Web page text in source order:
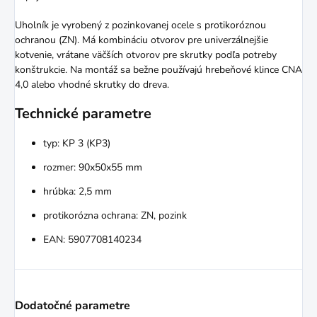
Uholník je vyrobený z pozinkovanej ocele s protikoróznou
ochranou (ZN). Má kombináciu otvorov pre univerzálnejšie
kotvenie, vrátane väčších otvorov pre skrutky podľa potreby
konštrukcie. Na montáž sa bežne používajú hrebeňové klince CNA
4,0 alebo vhodné skrutky do dreva.
Technické parametre
typ: KP 3 (KP3)
rozmer: 90x50x55 mm
hrúbka: 2,5 mm
protikorózna ochrana: ZN, pozink
EAN: 5907708140234
Dodatočné parametre